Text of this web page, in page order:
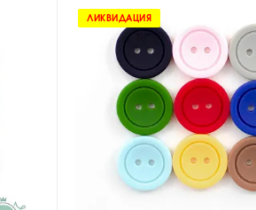
ЛИКВИДАЦИЯ